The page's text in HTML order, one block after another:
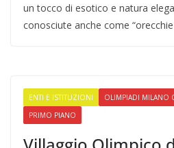
un tocco di esotico e natura
conosciute anche come “orecchie
ENTI E ISTITUZIONI
OLIMPIADI MILANO
PRIMO PIANO